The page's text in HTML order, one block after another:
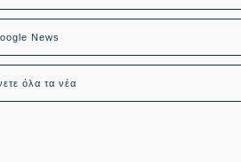
News
όλα τα νέα